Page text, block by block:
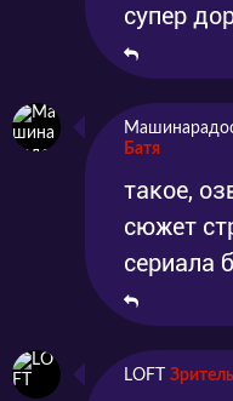
супер
Батя
такое,
сюжет
сериала
LOFT